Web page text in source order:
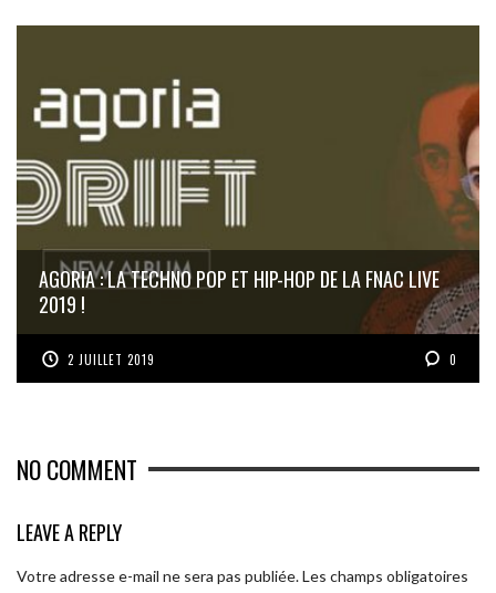
AGORIA : LA TECHNO POP ET HIP-HOP DE LA FNAC LIVE
2019 !
2 JUILLET 2019 0
NO COMMENT
LEAVE A REPLY
Votre adresse e-mail ne sera pas publiée.Les champs obligatoires